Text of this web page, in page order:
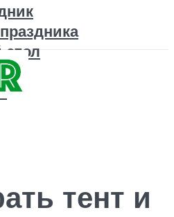
тент и